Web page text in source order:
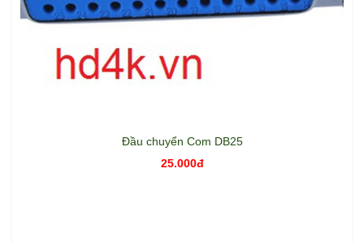
Đầu chuyển Com DB25
25.000đ